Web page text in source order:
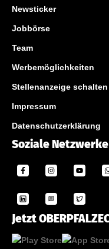
Newsticker
Jobbörse
Team
Werbemöglichkeiten
Stellenanzeige schalten
Impressum
Datenschutzerklärung
Soziale Netzwerke
Jetzt